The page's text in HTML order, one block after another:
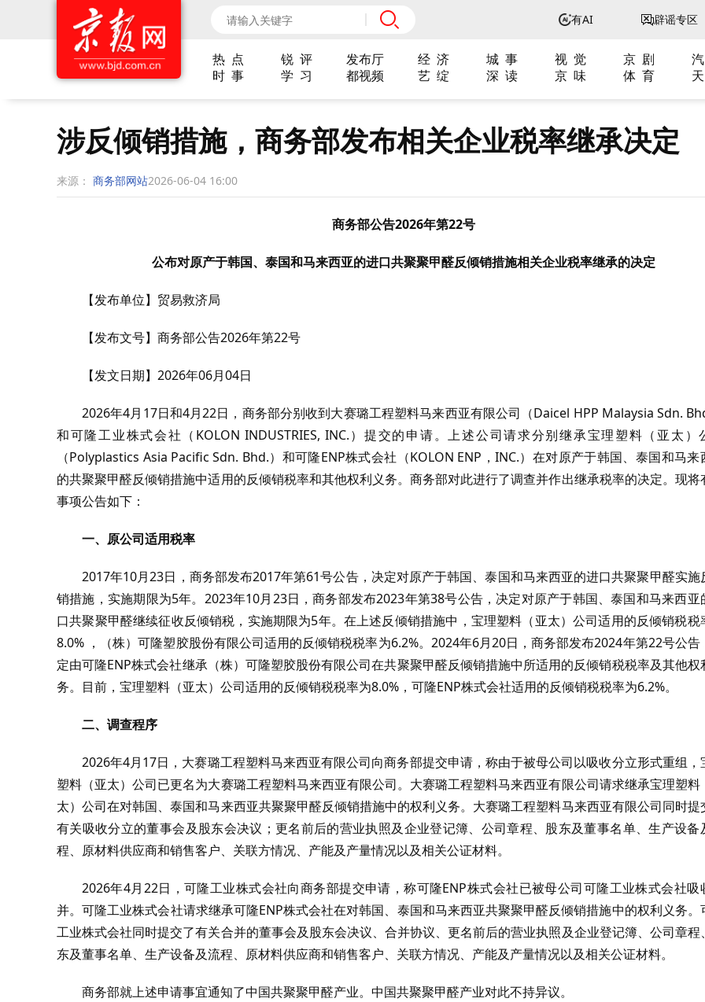
有AI 辟谣专区
热 点 锐 评 发布厅 经 济 城 事 视 觉 京 剧
时 事
学 习 都视频 艺 绽 深 读 京 味 体 育
涉反倾销措施，商务部发布相关企业税率继承决定
来源： 商务部网站2026-06-04 16:00
商务部公告2026年第22号
公布对原产于韩国、泰国和马来西亚的进口共聚聚甲醛反倾销措施相关企业税率继承的决定
【发布单位】贸易救济局
【发布文号】商务部公告2026年第22号
【发文日期】2026年06月04日
2026年4月17日和4月22日，商务部分别收到大赛璐工程塑料马来西亚有限公司（Daicel HPP Malaysia Sdn.
和可隆工业株式会社（KOLON INDUSTRIES, INC.）提交的申请。上述公司请求分别继承宝理塑料（亚太）
（Polyplastics Asia Pacific Sdn. Bhd.）和可隆ENP株式会社（KOLON ENP，INC.）在对原产于韩国、泰国和马来
的共聚聚甲醛反倾销措施中适用的反倾销税率和其他权利义务。商务部对此进行了调查并作出继承税率的决定。现将
事项公告如下：
一、原公司适用税率
2017年10月23日，商务部发布2017年第61号公告，决定对原产于韩国、泰国和马来西亚的进口共聚聚甲醛实施
销措施，实施期限为5年。2023年10月23日，商务部发布2023年第38号公告，决定对原产于韩国、泰国和马来西亚
口共聚聚甲醛继续征收反倾销税，实施期限为5年。在上述反倾销措施中，宝理塑料（亚太）公司适用的反倾销税税
8.0% ，（株）可隆塑胶股份有限公司适用的反倾销税税率为6.2%。2024年6月20日，商务部发布2024年第22号公告
定由可隆ENP株式会社继承（株）可隆塑胶股份有限公司在共聚聚甲醛反倾销措施中所适用的反倾销税税率及其他权
务。目前，宝理塑料（亚太）公司适用的反倾销税税率为8.0%，可隆ENP株式会社适用的反倾销税税率为6.2%。
二、调查程序
2026年4月17日，大赛璐工程塑料马来西亚有限公司向商务部提交申请，称由于被母公司以吸收分立形式重组，
塑料（亚太）公司已更名为大赛璐工程塑料马来西亚有限公司。大赛璐工程塑料马来西亚有限公司请求继承宝理塑料
太）公司在对韩国、泰国和马来西亚共聚聚甲醛反倾销措施中的权利义务。大赛璐工程塑料马来西亚有限公司同时提
有关吸收分立的董事会及股东会决议；更名前后的营业执照及企业登记簿、公司章程、股东及董事名单、生产设备
程、原材料供应商和销售客户、关联方情况、产能及产量情况以及相关公证材料。
2026年4月22日，可隆工业株式会社向商务部提交申请，称可隆ENP株式会社已被母公司可隆工业株式会社吸
并。可隆工业株式会社请求继承可隆ENP株式会社在对韩国、泰国和马来西亚共聚聚甲醛反倾销措施中的权利义务。
工业株式会社同时提交了有关合并的董事会及股东会决议、合并协议、更名前后的营业执照及企业登记簿、公司章程
东及董事名单、生产设备及流程、原材料供应商和销售客户、关联方情况、产能及产量情况以及相关公证材料。
商务部就上述申请事宜通知了中国共聚聚甲醛产业。中国共聚聚甲醛产业对此不持异议。